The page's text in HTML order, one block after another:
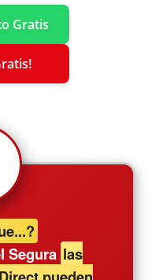
Gratis
Segura las